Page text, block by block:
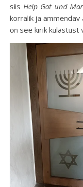
siis Help Got und
korralik ja
on see kirik külastust